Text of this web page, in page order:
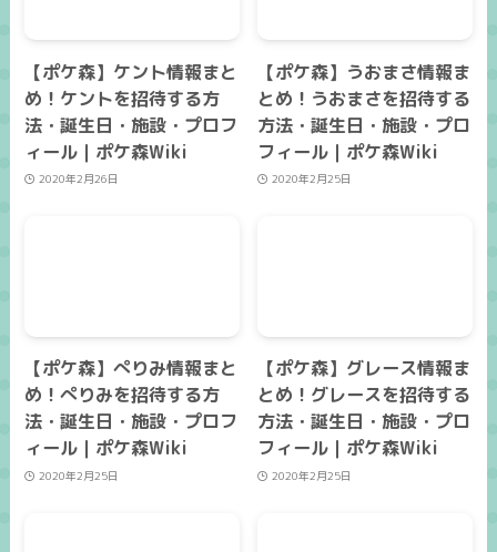
【ポケ森】ケント情報まと
め！ケントを招待する方
法・誕生日・施設・プロフ
ィール｜ポケ森Wiki
2020年2月26日
【ポケ森】うおまさ情報ま
とめ！うおまさを招待する
方法・誕生日・施設・プロ
フィール｜ポケ森Wiki
2020年2月25日
【ポケ森】ぺりみ情報まと
め！ぺりみを招待する方
法・誕生日・施設・プロフ
ィール｜ポケ森Wiki
2020年2月25日
【ポケ森】グレース情報ま
とめ！グレースを招待する
方法・誕生日・施設・プロ
フィール｜ポケ森Wiki
2020年2月25日